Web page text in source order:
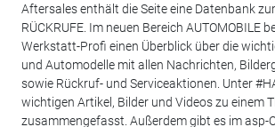
Aftersales enthält die Seite eine Datenbank
RÜCKRUFE. Im neuen Bereich AUTOMOBILE
Werkstatt-Profi einen Überblick über die
und Automodelle mit allen Nachrichten,
sowie Rückruf- und Serviceaktionen. Unter
wichtigen Artikel, Bilder und Videos zu einem
zusammengefasst. Außerdem gibt es im asp-